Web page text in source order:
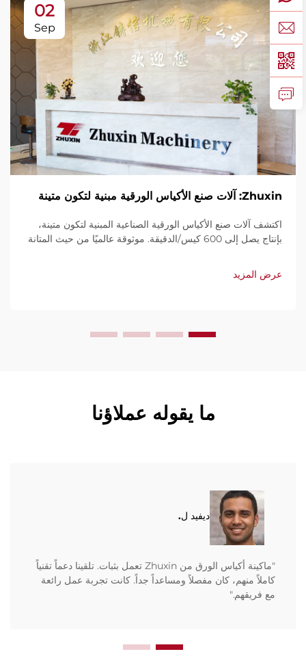
02
Sep
Zhuxin: آلات صنع الأكياس الورقية مبنية لتكون متينة
اكتشف آلات صنع الأكياس الورقية الصناعية المبنية لتكون متينة،
بإنتاج يصل إلى 600 كيس/الدقيقة. موثوقة عالميًا من حيث المتانة
وخدمة سريعة. اطلب عرض سعر اليوم.
عرض المزيد
ما يقوله عملاؤنا
ديفيد ل.
"ماكينة أكياس الورق من Zhuxin تعمل بثبات. تلقينا دعماً تقنياً
كاملاً منهم، كان مفصلاً ومساعداً جداً. كانت تجربة عمل رائعة
مع فريقهم."